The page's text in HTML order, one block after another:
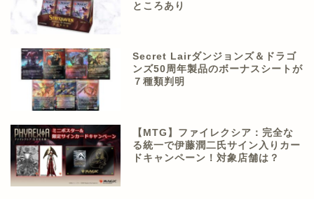
ところあり
Secret Lairダンジョンズ＆ドラゴ
ンズ50周年製品のボーナスシートが
７種類判明
【MTG】ファイレクシア：完全な
る統一で伊藤潤二氏サイン入りカー
ドキャンペーン！対象店舗は？